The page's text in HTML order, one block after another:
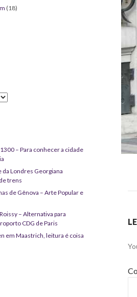
(18)
– Para conhecer a cidade
Londres Georgiana
trens
de Gênova – Arte Popular e
– Alternativa para
CDG de Paris
em Maastrich, leitura é coisa